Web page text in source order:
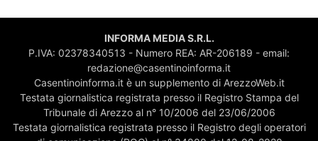
INFORMA MEDIA S.R.L.
P.IVA: 02378340513 - Numero REA: AR-206189 - email:
redazione@casentinoinforma.it
Casentinoinforma.it è un supplemento di ArezzoWeb.it
Testata giornalistica registrata presso il Registro Stampa del
Tribunale di Arezzo al n° 10/2006 del 23/06/2006
Testata giornalistica registrata presso il Registro degli operatori